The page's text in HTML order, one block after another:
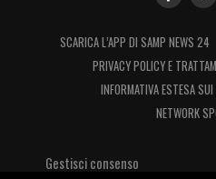
SCARICA L’APP DI SAMP NEWS 24
PRIVACY POLICY E
INFORMATIVA ESTESA
NETWORK
Gestisci consenso